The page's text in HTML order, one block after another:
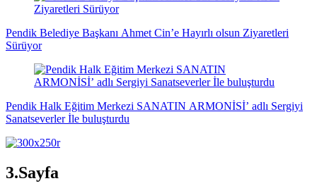
Pendik Belediye Başkanı Ahmet Cin’e Hayırlı olsun Ziyaretleri
Sürüyor
Pendik Halk Eğitim Merkezi SANATIN ARMONİSİ’ adlı Sergiyi
Sanatseverler İle buluşturdu
3.Sayfa